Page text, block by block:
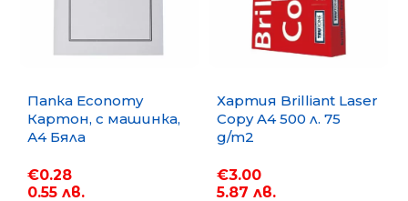
Папка Economy
Картон, с машинка,
А4 Бяла
€0.28
0.55 лв.
Хартия Brilliant Laser
Copy A4 500 л. 75
g/m2
€3.00
5.87 лв.